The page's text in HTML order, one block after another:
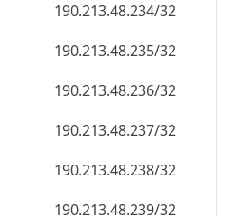
190.213.48.234/32
190.213.48.235/32
190.213.48.236/32
190.213.48.237/32
190.213.48.238/32
190.213.48.239/32